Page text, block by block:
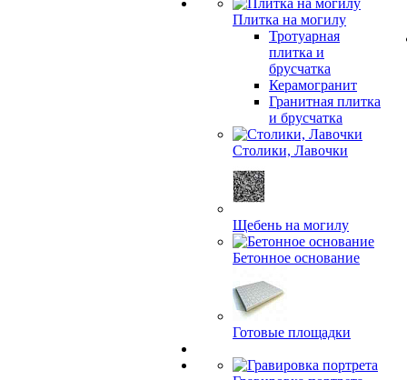
Плитка на могилу
Тротуарная
плитка и
брусчатка
Керамогранит
Гранитная плитка
и брусчатка
Столики, Лавочки
Щебень на могилу
Бетонное основание
Готовые площадки